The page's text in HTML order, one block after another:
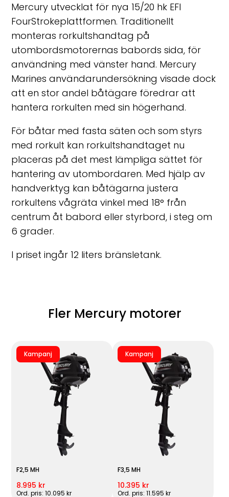
Mercury utvecklat för nya 15/20 hk EFI
FourStrokeplattformen. Traditionellt
monteras rorkultshandtag på
utombordsmotorernas babords sida, för
användning med vänster hand. Mercury
Marines användarundersökning visade dock
att en stor andel båtägare föredrar att
hantera rorkulten med sin högerhand.
För båtar med fasta säten och som styrs
med rorkult kan rorkultshandtaget nu
placeras på det mest lämpliga sättet för
hantering av utombordaren. Med hjälp av
handverktyg kan båtägarna justera
rorkultens vågräta vinkel med 18° från
centrum åt babord eller styrbord, i steg om
6 grader.
I priset ingår 12 liters bränsletank.
Fler Mercury motorer
Kampanj
F2,5 MH
8.995 kr
Ord. pris: 10.095 kr
Kampanj
F3,5 MH
10.395 kr
Ord. pris: 11.595 kr